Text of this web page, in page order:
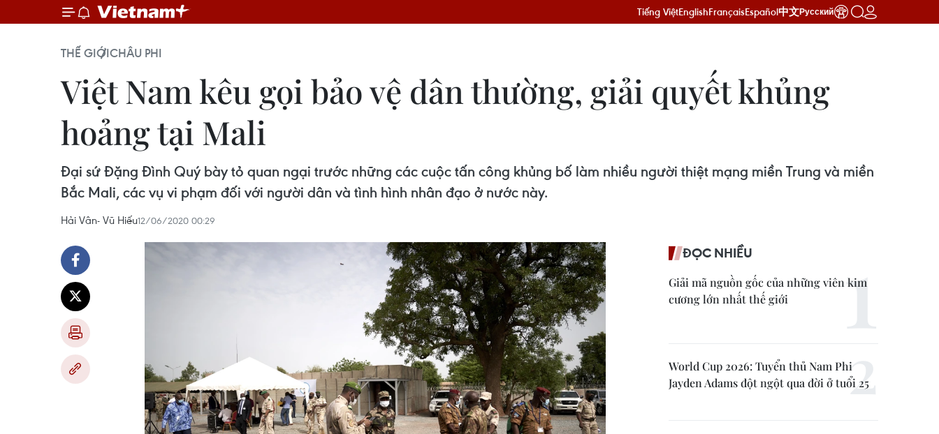
Tiếng ViệtEnglishFrançaisEspañol中文Русский
THẾ GIỚICHÂU PHI
Việt Nam kêu gọi bảo vệ dân thường, giải quyết khủng
hoảng tại Mali
Đại sứ Đặng Đình Quý bày tỏ quan ngại trước những các cuộc tấn công khủng bố làm nhiều người thiệt mạng miền Trung và miền
Bắc Mali, các vụ vi phạm đối với người dân và tình hình nhân đạo ở nước này.
Hải Vân- Vũ Hiếu12/06/2020 00:29
ĐỌC NHIỀU
Giải mã nguồn gốc của những viên kim
cương lớn nhất thế giới
World Cup 2026: Tuyển thủ Nam Phi
Jayden Adams đột ngột qua đời ở tuổi 25